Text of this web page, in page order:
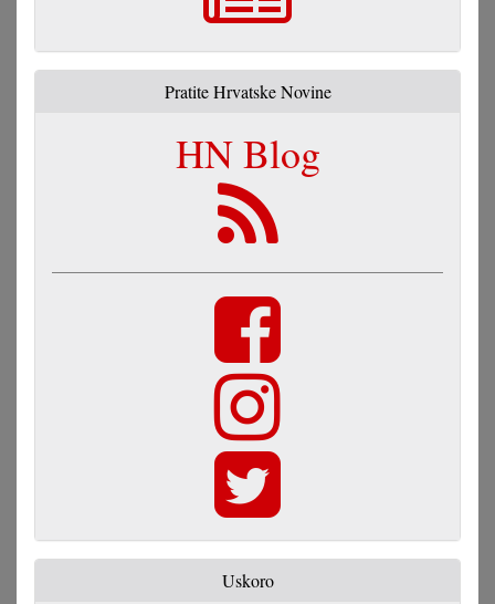
Pratite Hrvatske Novine
HN Blog
Uskoro